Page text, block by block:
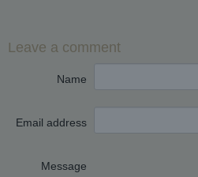
Leave a comment
Name
Email address
Message